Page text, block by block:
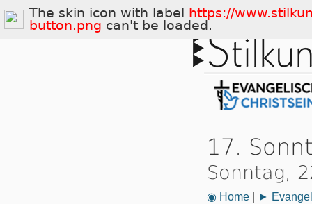
17.
Sonntag,
◉ Home| ►
The skin icon with label
https://
button.png can't be loaded.